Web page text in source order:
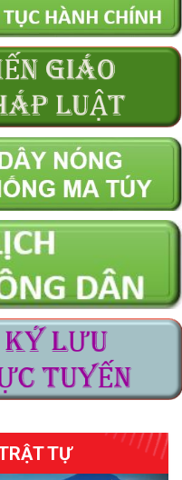
tài sản là tang vật, phương
tỉnh Tây Ninh: Tìm bị hại
sản, xảy ra tại xã Mỹ An,
Tiểu học và Trung học cơ
học 2026 – 2027.
xác lập quyền sở hữu toàn
kỳ và thường xuyên tại Địa
hành nghề đấu giá tài sản
chấp hành các quy định
nghề đầu tư kinh doanh có
cơ sở kinh doanh có điều
tiếp nhận và trả kết quả
cấp Phiếu lý lịch tư pháp
TỰ